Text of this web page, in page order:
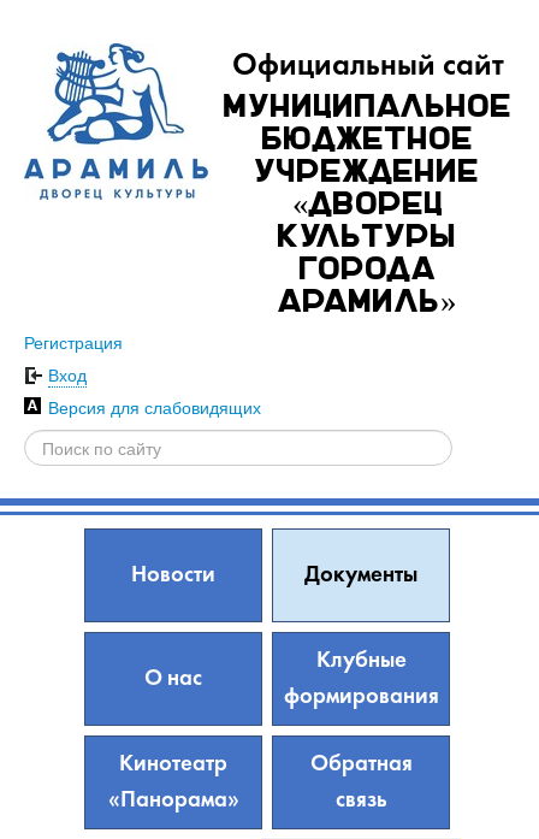
Официальный сайт
Муниципальное
бюджетное
учреждение
«Дворец
культуры
города
Арамиль»
Регистрация
Вход
Версия для слабовидящих
Новости Документы
О нас
Клубные
формирования
Кинотеатр
«Панорама»
Обратная
связь